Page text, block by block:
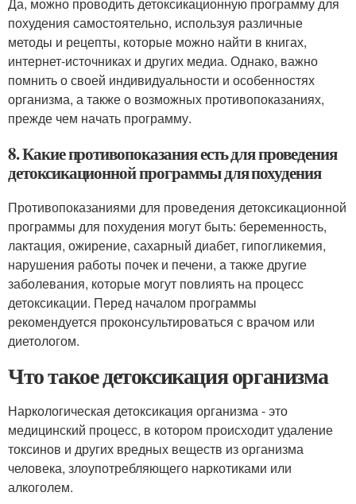
похудения самостоятельно, используя различные
методы и рецепты, которые можно найти в книгах,
интернет-источниках и других медиа. Однако, важно
помнить о своей индивидуальности и особенностях
организма, а также о возможных противопоказаниях,
прежде чем начать программу.
8. Какие противопоказания есть для проведения
детоксикационной программы для похудения
Противопоказаниями для проведения детоксикационной
программы для похудения могут быть: беременность,
лактация, ожирение, сахарный диабет, гипогликемия,
нарушения работы почек и печени, а также другие
заболевания, которые могут повлиять на процесс
детоксикации. Перед началом программы
рекомендуется проконсультироваться с врачом или
диетологом.
Что такое детоксикация организма
Наркологическая детоксикация организма - это
медицинский процесс, в котором происходит удаление
токсинов и других вредных веществ из организма
человека, злоупотребляющего наркотиками или
алкоголем.